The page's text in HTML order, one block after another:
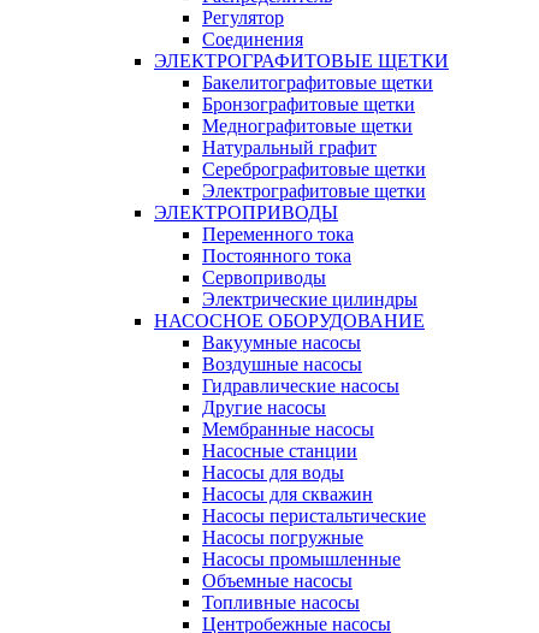
Регулятор
Соединения
ЭЛЕКТРОГРАФИТОВЫЕ ЩЕТКИ
Бакелитографитовые щетки
Бронзографитовые щетки
Меднографитовые щетки
Натуральный графит
Серебрографитовые щетки
Электрографито­­­вые щетки
ЭЛЕКТРОПРИВОДЫ
Переменного тока
Постоянного тока
Сервоприводы
Электрические цилиндры
НАСОСНОЕ ОБОРУДОВАНИЕ
Вакуумные насосы
Воздушные насосы
Гидравлические насосы
Другие насосы
Мембранные насосы
Насосные станции
Насосы для воды
Насосы для скважин
Насосы перистальтические
Насосы погружные
Насосы промышленные
Объемные насосы
Топливные насосы
Центробежные насосы